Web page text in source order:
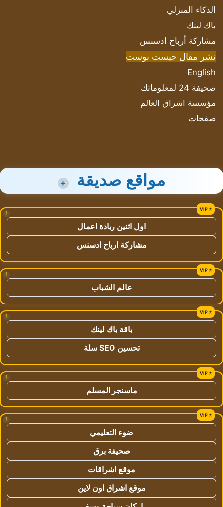
الذكاء المنزلي
باك لينك
مشاركة أرباح ادسنس
نشر مقال جيست بوست
English
صحيفة 24 لمعلوماتك
مؤسسة اشراق العالم
صفحات
مواقع صديقة +
!
اول اثنين ريادة اعمال
مشاركة ارباح ادسنس
!
عالم الشباب
!
باقة باك لينك
تحسين SEO سلة
!
ماسنجر المسلم
!
ضوء التعليمي
صحيفة برق
موقع اشراقات
موقع اشراق اون لاين